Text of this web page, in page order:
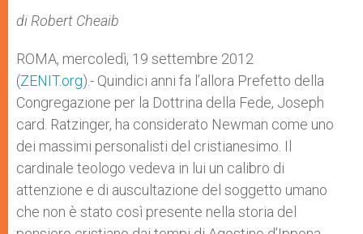
p
p
g
e
o
k
di Robert Cheaib
ROMA, mercoledì, 19 settembre 2012
(ZENIT.org).- Quindici anni fa l’allora Prefetto della
Congregazione per la Dottrina della Fede, Joseph
card. Ratzinger, ha considerato Newman come uno
dei massimi personalisti del cristianesimo. Il
cardinale teologo vedeva in lui un calibro di
attenzione e di auscultazione del soggetto umano
che non è stato così presente nella storia del